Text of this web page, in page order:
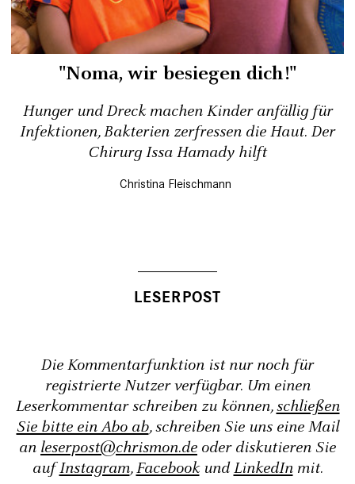
"Noma, wir besiegen dich!"
Hunger und Dreck machen Kinder anfällig für
Infektionen, Bakterien zerfressen die Haut. Der
Chirurg Issa Hamady hilft
Christina Fleischmann
Die Kommentarfunktion ist nur noch für
registrierte Nutzer verfügbar. Um einen
Leserkommentar schreiben zu können,schließen
Sie bitte ein Abo ab, schreiben Sie uns eine Mail
an leserpost@chrismon.de oder diskutieren Sie
aufInstagram,FacebookundLinkedInmit.